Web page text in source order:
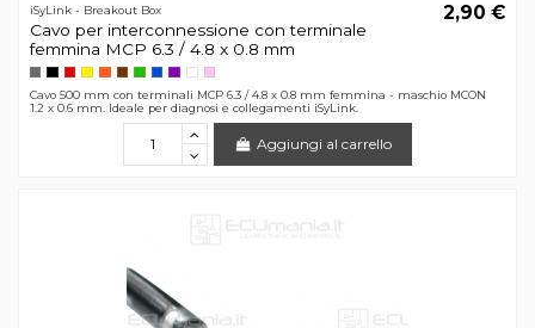
iSyLink - Breakout Box
Cavo per interconnessione con terminale
femmina MCP 6.3 / 4.8 x 0.8 mm
2,90 €
Cavo 500 mm con terminali MCP 6.3 / 4.8 x 0.8 mm femmina - maschio MCON
1.2 x 0.6 mm. Ideale per diagnosi e collegamenti iSyLink.
Aggiungi al carrello